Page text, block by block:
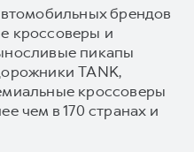
брендов
кроссоверы и
пикапы
TANK,
кроссоверы
чем в 170 странах и